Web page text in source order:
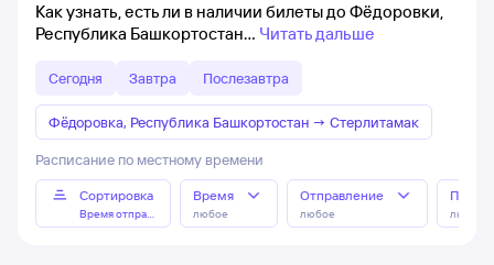
Как узнать, есть ли в наличии билеты до Фёдоровки,
Республика Башкортостан
Читать дальше
Сегодня Завтра Послезавтра
Фёдоровка, Республика Башкортостан → Стерлитамак
Расписание по местному времени
Сортировка
Время отправления
Время
любое
Отправление
любое любое